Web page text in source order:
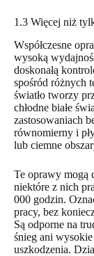
1.3 Więcej niż
Współczesne
wysoką
doskonałą
spośród różnych
światło tworzy
chłodne białe
zastosowaniach
równomierny i
lub ciemne
Te oprawy mogą
niektóre z nich
000 godzin.
pracy, bez
Są odporne na
śnieg ani
uszkodzenia.